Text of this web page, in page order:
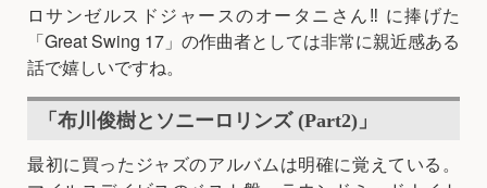
ロサンゼルスドジャースのオータニさん‼️ に捧げた
「Great Swing 17」の作曲者としては非常に親近感ある
話で嬉しいですね。
「布川俊樹とソニーロリンズ (Part2)」
最初に買ったジャズのアルバムは明確に覚えている。